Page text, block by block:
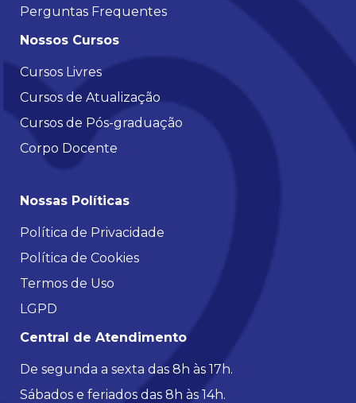
Perguntas Frequentes
Nossos Cursos
Cursos Livres
Cursos de Atualização
Cursos de Pós-graduação
Corpo Docente
Nossas Políticas
Política de Privacidade
Política de Cookies
Termos de Uso
LGPD
Central de Atendimento
De segunda a sexta das 8h às 17h.
Sábados e feriados das 8h às 14h.